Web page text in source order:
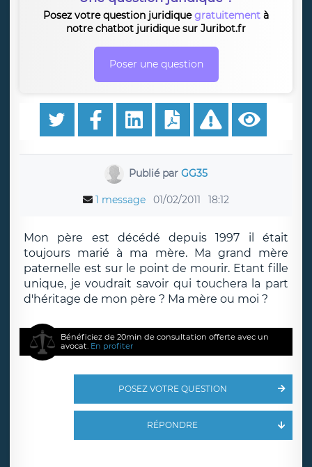
Posez votre question juridiquegratuitement à
notre chatbot juridique sur Juribot.fr
Poser une question
Publié parGG35
1 message 01/02/2011 18:12
Mon père est décédé depuis 1997 il était
toujours marié à ma mère. Ma grand mère
paternelle est sur le point de mourir. Etant fille
unique, je voudrait savoir qui touchera la part
d'héritage de mon père ? Ma mère ou moi ?
Bénéficiez de 20min de consultation offerte avec un
avocat. En profiter
POSEZ VOTRE QUESTION
RÉPONDRE